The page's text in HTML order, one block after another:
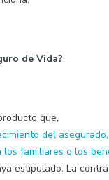
de Vida?
que,
del
los familiares o los
estipulado. La